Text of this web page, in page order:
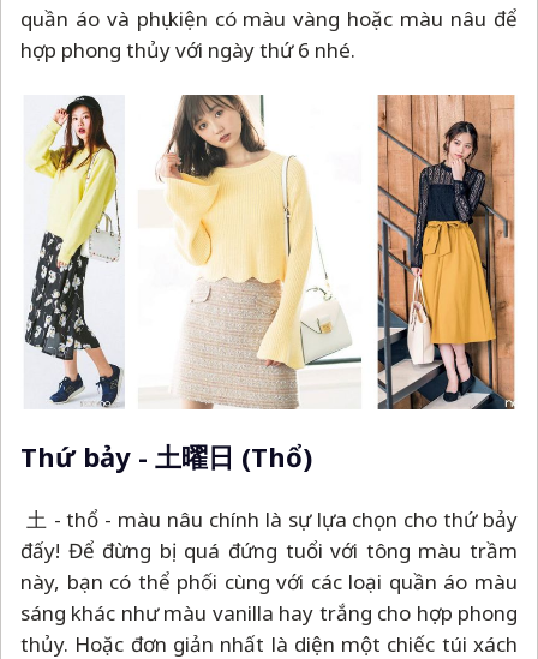
quần áo và phụ kiện có màu vàng hoặc màu nâu để
hợp phong thủy với ngày thứ 6 nhé.
Thứ bảy - 土曜日 (Thổ)
土 - thổ - màu nâu chính là sự lựa chọn cho thứ bảy
đấy! Để đừng bị quá đứng tuổi với tông màu trầm
này, bạn có thể phối cùng với các loại quần áo màu
sáng khác như màu vanilla hay trắng cho hợp phong
thủy. Hoặc đơn giản nhất là diện một chiếc túi xách